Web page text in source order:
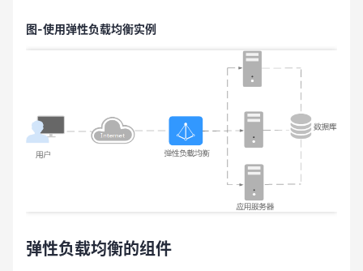
图-使用弹性负载均衡实例
弹性负载均衡的组件